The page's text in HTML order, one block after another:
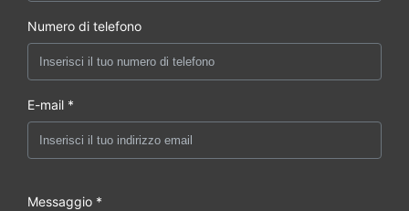
Numero di telefono
E-mail *
Messaggio *